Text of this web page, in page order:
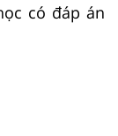
có đáp án